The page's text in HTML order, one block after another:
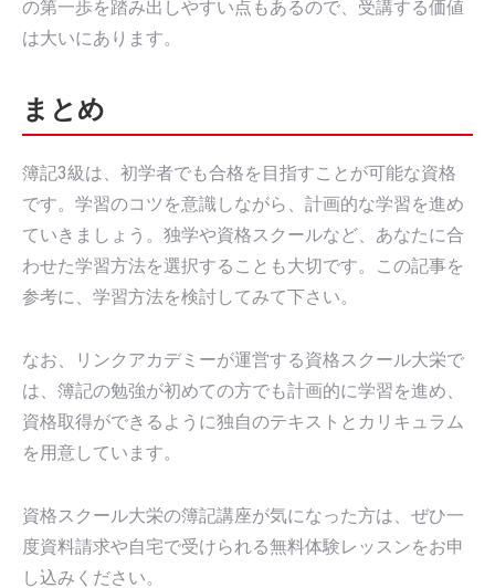
の第一歩を踏み出しやすい点もあるので、受講する価値
は大いにあります。
まとめ
簿記3級は、初学者でも合格を目指すことが可能な資格
です。学習のコツを意識しながら、計画的な学習を進め
ていきましょう。独学や資格スクールなど、あなたに合
わせた学習方法を選択することも大切です。この記事を
参考に、学習方法を検討してみて下さい。
なお、リンクアカデミーが運営する資格スクール大栄で
は、簿記の勉強が初めての方でも計画的に学習を進め、
資格取得ができるように独自のテキストとカリキュラム
を用意しています。
資格スクール大栄の簿記講座が気になった方は、ぜひ一
度資料請求や自宅で受けられる無料体験レッスンをお申
し込みください。